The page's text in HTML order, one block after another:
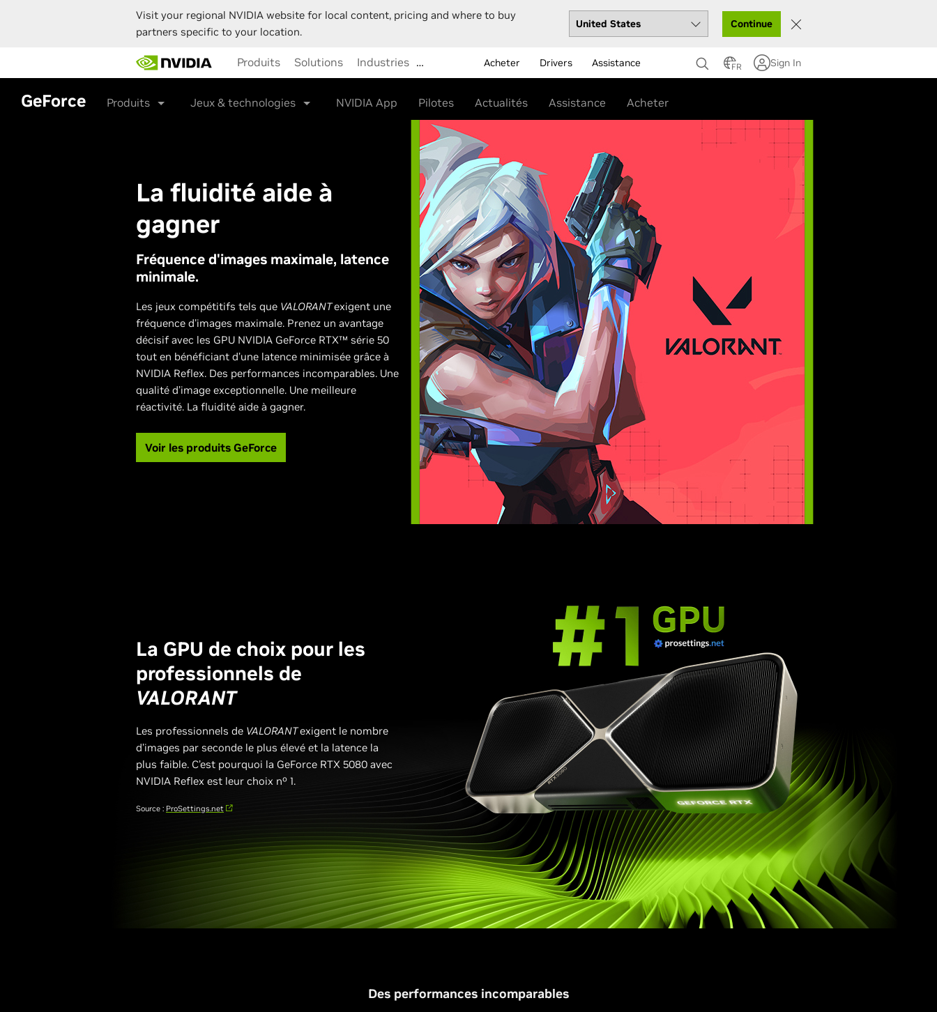
Visit your regional NVIDIA website for local content, pricing and where to buy
partners specific to your location.
Continue
main
content
Produits Solutions Industries … Acheter Drivers Assistance FR Sign In
GeForce Produits Jeux & technologies NVIDIA App Pilotes Actualités Assistance Acheter
La fluidité aide à
gagner
Fréquence d'images maximale, latence
minimale.
Les jeux compétitifs tels que VALORANTexigent une
fréquence d'images maximale. Prenez un avantage
décisif avec les GPU NVIDIA GeForce RTX™ série 50
tout en bénéficiant d’une latence minimisée grâce à
NVIDIA Reflex. Des performances incomparables. Une
qualité d’image exceptionnelle. Une meilleure
réactivité. La fluidité aide à gagner.
Voir les produits GeForce
La GPU de choix pour les
professionnels de
VALORANT
Les professionnels de VALORANTexigent le nombre
d’images par seconde le plus élevé et la latence la
plus faible. C’est pourquoi la GeForce RTX 5080 avec
NVIDIA Reflex est leur choix nº 1.
Source : ProSettings.net
Des performances incomparables